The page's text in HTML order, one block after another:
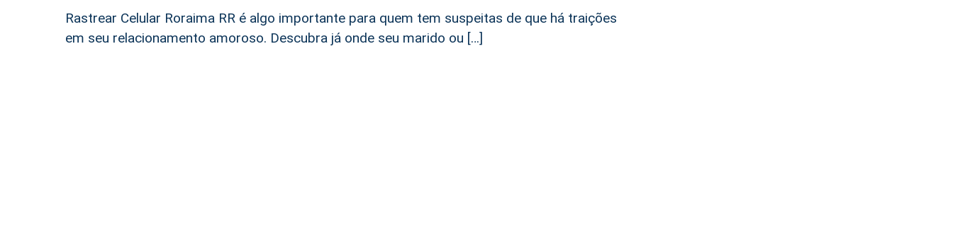
Rastrear Celular Roraima RR é algo importante para quem tem suspeitas de que há traições
em seu relacionamento amoroso. Descubra já onde seu marido ou […]